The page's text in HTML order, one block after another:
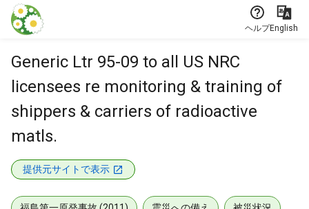
本文に飛ぶ
ヘルプEnglish
Generic Ltr 95-09 to all US NRC
licensees re monitoring & training of
shippers & carriers of radioactive
matls.
提供元サイトで表示